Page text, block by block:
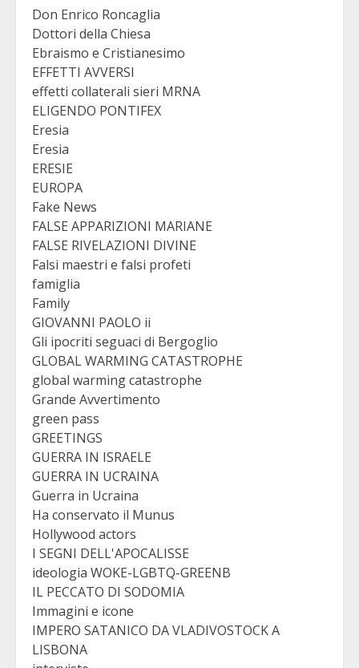
Don Enrico Roncaglia
Dottori della Chiesa
Ebraismo e Cristianesimo
EFFETTI AVVERSI
effetti collaterali sieri MRNA
ELIGENDO PONTIFEX
Eresia
Eresia
ERESIE
EUROPA
Fake News
FALSE APPARIZIONI MARIANE
FALSE RIVELAZIONI DIVINE
Falsi maestri e falsi profeti
famiglia
Family
GIOVANNI PAOLO ii
Gli ipocriti seguaci di Bergoglio
GLOBAL WARMING CATASTROPHE
global warming catastrophe
Grande Avvertimento
green pass
GREETINGS
GUERRA IN ISRAELE
GUERRA IN UCRAINA
Guerra in Ucraina
Ha conservato il Munus
Hollywood actors
I SEGNI DELL'APOCALISSE
ideologia WOKE-LGBTQ-GREENB
IL PECCATO DI SODOMIA
Immagini e icone
IMPERO SATANICO DA VLADIVOSTOCK A
LISBONA